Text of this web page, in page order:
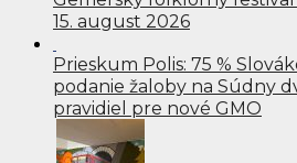
15. august 2026
Prieskum Polis: 75 %
podanie žaloby na Súdny
pravidiel pre nové GMO